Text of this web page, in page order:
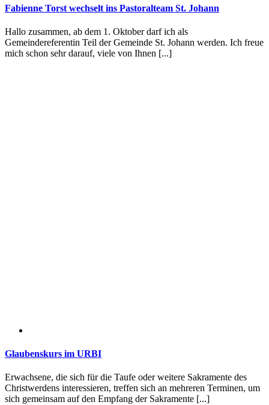
Fabienne Torst wechselt ins Pastoralteam St. Johann
Hallo zusammen, ab dem 1. Oktober darf ich als
Gemeindereferentin Teil der Gemeinde St. Johann werden. Ich freue
mich schon sehr darauf, viele von Ihnen [...]
Glaubenskurs im URBI
Erwachsene, die sich für die Taufe oder weitere Sakramente des
Christwerdens interessieren, treffen sich an mehreren Terminen, um
sich gemeinsam auf den Empfang der Sakramente [...]